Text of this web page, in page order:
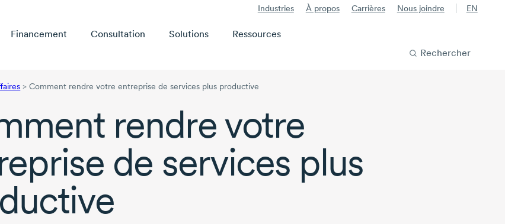
Industries À propos Carrières Nous joindre EN
Financement Consultation Solutions
Ressources
Rechercher
> Comment rendre votre entreprise de services plus productive
rendre votre
de services plus